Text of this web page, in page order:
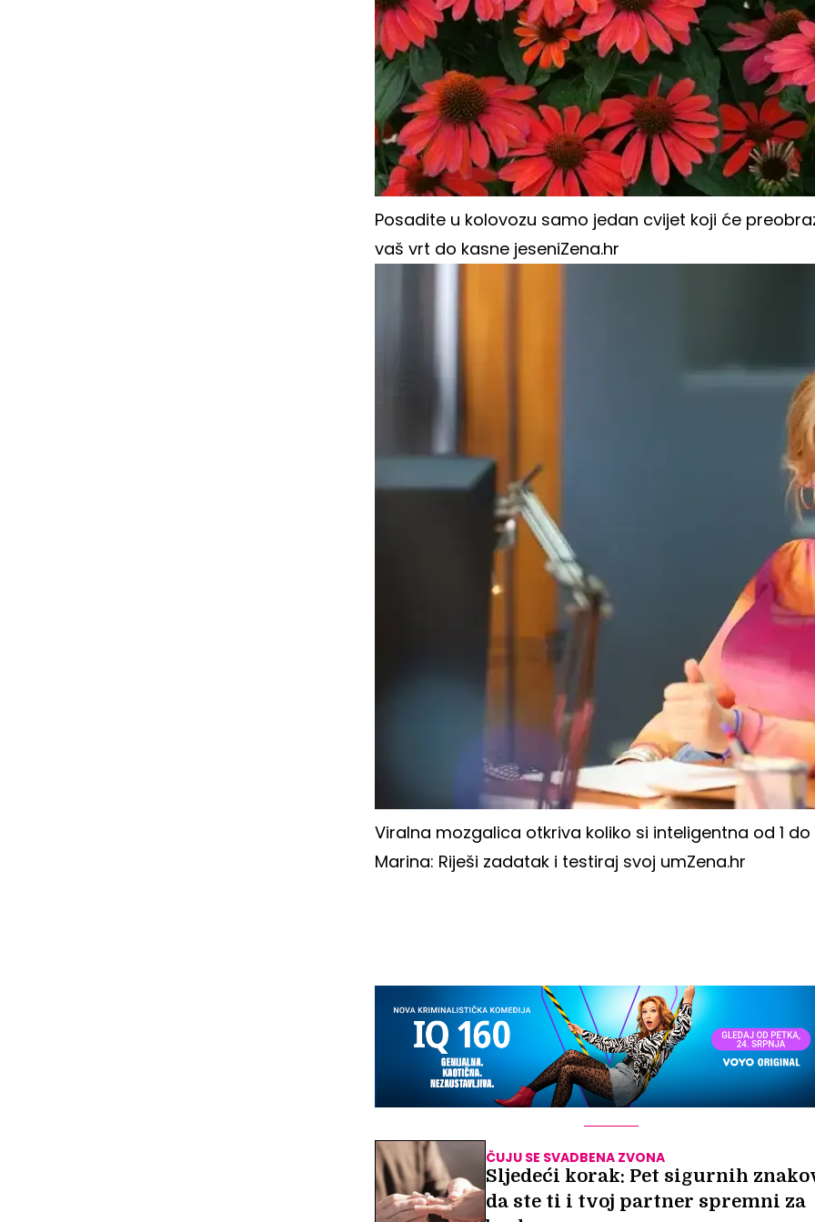
Posadite u kolovozu samo jedan cvijet koji će
vaš vrt do kasne jeseniZena.hr
Viralna mozgalica otkriva koliko si inteligentna od 1 do
Marina: Riješi zadatak i testiraj svoj umZena.hr
ČUJU SE SVADBENA ZVONA
Sljedeći korak: Pet sigurnih
da ste ti i tvoj partner spremni za